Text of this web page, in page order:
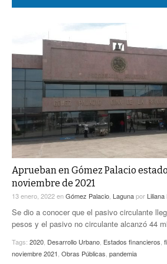
EXA
EXA INFORMA
GLOBO
CONTEXTOS
TRAYECTO LAGUNA
A MEDIA MAÑANA
A TODA LEY
DIÁLOGOS CON LA HISTORIA
TWEETS AND BEATS
LA MEJOR 97.1 ESTÉREO GALLITO
ACTUALIDADES GREM
PULSO
LA MEJOR INFORMACIÓN
COLABORADORES
PC29
ACTUALIDADES GREM
Aprueban en Gómez Palacio
noviembre de 2021
13 enero, 2022enGómez Palacio Lagunapor
Se dio a conocer que el pasivo circulante
pesos y el pasivo no circulante alcanzó 44
Tags: 2020 Desarrollo Urbano Estados financieros
noviembre 2021 Obras Públicas pandemia